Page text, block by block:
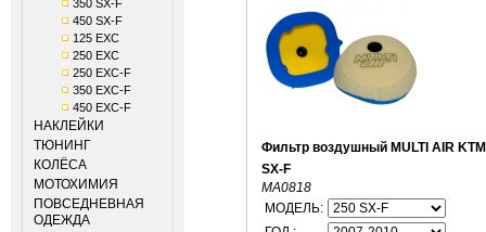
350 SX-F
450 SX-F
125 EXC
250 EXC
250 EXC-F
350 EXC-F
450 EXC-F
НАКЛЕЙКИ
ТЮНИНГ
КОЛЁСА
МОТОХИМИЯ
ПОВСЕДНЕВНАЯ
ОДЕЖДА
Фильтр воздушный MULTI AIR
SX-F
MA0818
МОДЕЛЬ: